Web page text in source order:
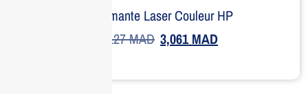
Imprimante Laser Couleur HP
4,127MAD 3,061MAD